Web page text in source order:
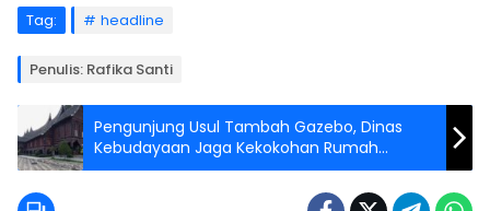
Tag: headline
Penulis: Rafika Santi
Pengunjung Usul Tambah Gazebo, Dinas
Kebudayaan Jaga Kekokohan Rumah
Gadang Kinantan